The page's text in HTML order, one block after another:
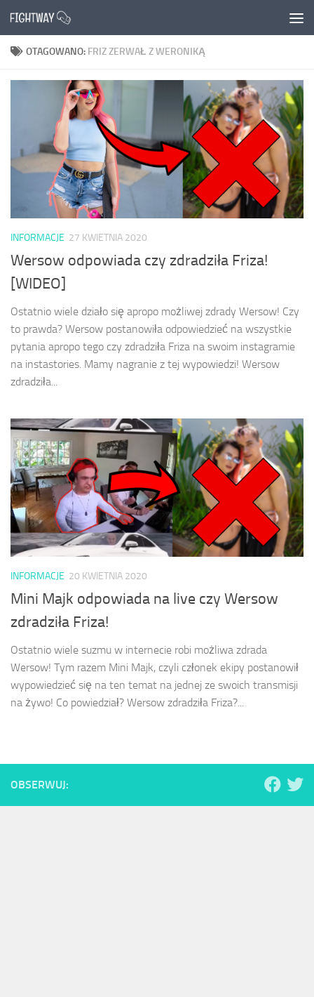
Przejdź do treści
OTAGOWANO: FRIZ ZERWAŁ Z WERONIKĄ
INFORMACJE 27 KWIETNIA 2020
Wersow odpowiada czy zdradziła Friza!
[WIDEO]
Ostatnio wiele działo się apropo możliwej zdrady Wersow! Czy
to prawda? Wersow postanowiła odpowiedzieć na wszystkie
pytania apropo tego czy zdradziła Friza na swoim instagramie
na instastories. Mamy nagranie z tej wypowiedzi! Wersow
zdradziła...
INFORMACJE 20 KWIETNIA 2020
Mini Majk odpowiada na live czy Wersow
zdradziła Friza!
Ostatnio wiele suzmu w internecie robi możliwa zdrada
Wersow! Tym razem Mini Majk, czyli członek ekipy postanowił
wypowiedzieć się na ten temat na jednej ze swoich transmisji
na żywo! Co powiedział? Wersow zdradziła Friza?...
OBSERWUJ: